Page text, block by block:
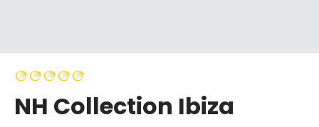
NH Collection Ibiza